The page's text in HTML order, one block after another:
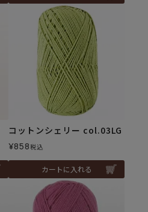
コットンシェリー col.03LG
¥858税込
カートに入れる